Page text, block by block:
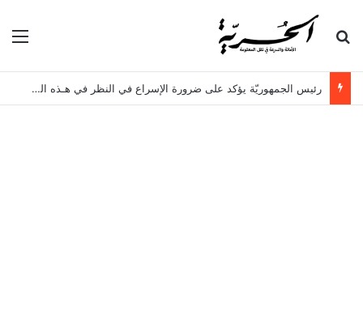
بحث عن
رئيس الجمهوريّة يؤكد على ضرورة الإسراع في النظر في هـذه الملفات